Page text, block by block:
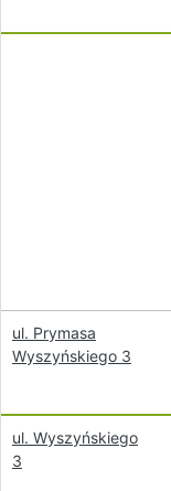
ul. Prymasa
Wyszyńskiego 3
ul. Wyszyńskiego
3